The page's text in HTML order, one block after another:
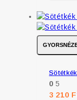
0 5
3 210